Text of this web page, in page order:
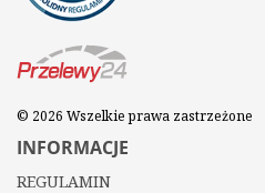
© 2026 Wszelkie prawa zastrzeżone
INFORMACJE
REGULAMIN